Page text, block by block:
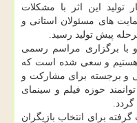
تولید این اثر با مشکلات
های مسئولان استانی و
پیش تولید رسید.
با برگزاری مراسم رسمی
هستیم و سعی شده است که
و برجسته برای مشارکت و
حوزه فیلم و سینمای
برای انتخاب بازیگران